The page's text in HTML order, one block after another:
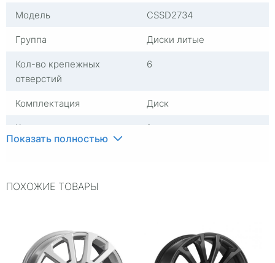
Модель
CSSD2734
Группа
Диски литые
Кол-во крепежных
отверстий
6
Комплектация
Диск
Количество, штук
1
ЦО
110,1
Показать полностью
ПОХОЖИЕ ТОВАРЫ